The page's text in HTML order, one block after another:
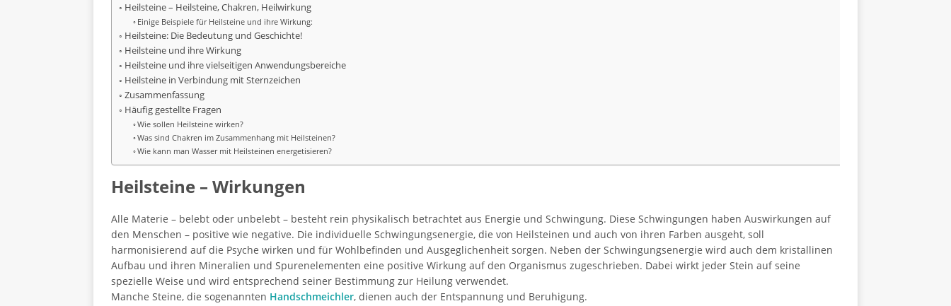
Heilsteine – Heilsteine, Chakren, Heilwirkung
Einige Beispiele für Heilsteine und ihre Wirkung:
Heilsteine: Die Bedeutung und Geschichte!
Heilsteine und ihre Wirkung
Heilsteine und ihre vielseitigen Anwendungsbereiche
Heilsteine in Verbindung mit Sternzeichen
Zusammenfassung
Häufig gestellte Fragen
Wie sollen Heilsteine wirken?
Was sind Chakren im Zusammenhang mit Heilsteinen?
Wie kann man Wasser mit Heilsteinen energetisieren?
Heilsteine – Wirkungen
Alle Materie – belebt oder unbelebt – besteht rein physikalisch betrachtet aus Energie und Schwingung. Diese Schwingungen haben Auswirkungen auf
den Menschen – positive wie negative. Die individuelle Schwingungsenergie, die von Heilsteinen und auch von ihren Farben ausgeht, soll
harmonisierend auf die Psyche wirken und für Wohlbefinden und Ausgeglichenheit sorgen. Neben der Schwingungsenergie wird auch dem kristallinen
Aufbau und ihren Mineralien und Spurenelementen eine positive Wirkung auf den Organismus zugeschrieben. Dabei wirkt jeder Stein auf seine
spezielle Weise und wird entsprechend seiner Bestimmung zur Heilung verwendet.
Manche Steine, die sogenannten Handschmeichler, dienen auch der Entspannung und Beruhigung.